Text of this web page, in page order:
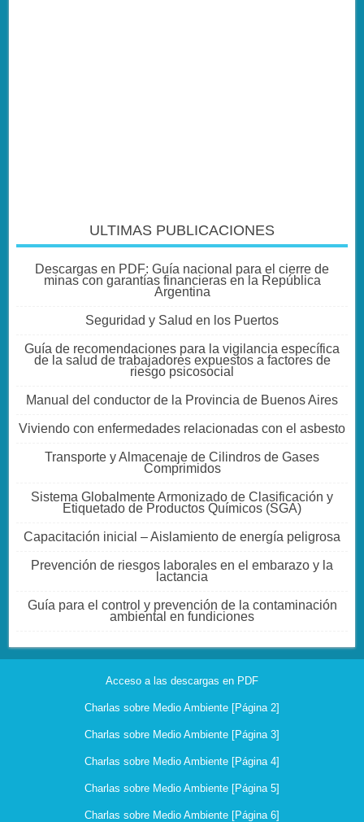
ULTIMAS PUBLICACIONES
Descargas en PDF: Guía nacional para el cierre de
minas con garantías financieras en la República
Argentina
Seguridad y Salud en los Puertos
Guía de recomendaciones para la vigilancia específica
de la salud de trabajadores expuestos a factores de
riesgo psicosocial
Manual del conductor de la Provincia de Buenos Aires
Viviendo con enfermedades relacionadas con el asbesto
Transporte y Almacenaje de Cilindros de Gases
Comprimidos
Sistema Globalmente Armonizado de Clasificación y
Etiquetado de Productos Químicos (SGA)
Capacitación inicial – Aislamiento de energía peligrosa
Prevención de riesgos laborales en el embarazo y la
lactancia
Guía para el control y prevención de la contaminación
ambiental en fundiciones
Acceso a las descargas en PDF
Charlas sobre Medio Ambiente [Página 2]
Charlas sobre Medio Ambiente [Página 3]
Charlas sobre Medio Ambiente [Página 4]
Charlas sobre Medio Ambiente [Página 5]
Charlas sobre Medio Ambiente [Página 6]